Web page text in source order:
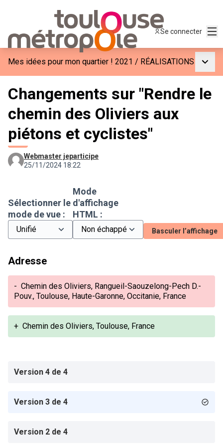
Se connecter
Mes idées pour mon quartier ! 2021 / RÉALISATIONS
Changements sur "Rendre le
chemin des Oliviers aux
piétons et cyclistes"
Webmaster jeparticipe
25/11/2024 18:22
Sélectionner le
mode de vue :
Mode
d'affichage
HTML :
Basculer l’affichage
Adresse
- Chemin des Oliviers, Rangueil-Saouzelong-Pech D.-
Pouv., Toulouse, Haute-Garonne, Occitanie, France
+ Chemin des Oliviers, Toulouse, France
Version 4 de 4
Version 3 de 4
Version 2 de 4